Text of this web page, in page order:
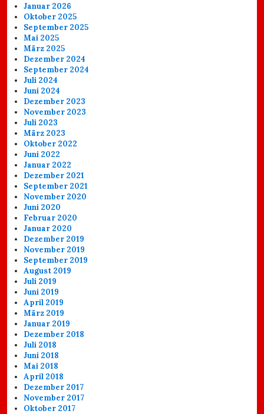
Januar 2026
Oktober 2025
September 2025
Mai 2025
März 2025
Dezember 2024
September 2024
Juli 2024
Juni 2024
Dezember 2023
November 2023
Juli 2023
März 2023
Oktober 2022
Juni 2022
Januar 2022
Dezember 2021
September 2021
November 2020
Juni 2020
Februar 2020
Januar 2020
Dezember 2019
November 2019
September 2019
August 2019
Juli 2019
Juni 2019
April 2019
März 2019
Januar 2019
Dezember 2018
Juli 2018
Juni 2018
Mai 2018
April 2018
Dezember 2017
November 2017
Oktober 2017